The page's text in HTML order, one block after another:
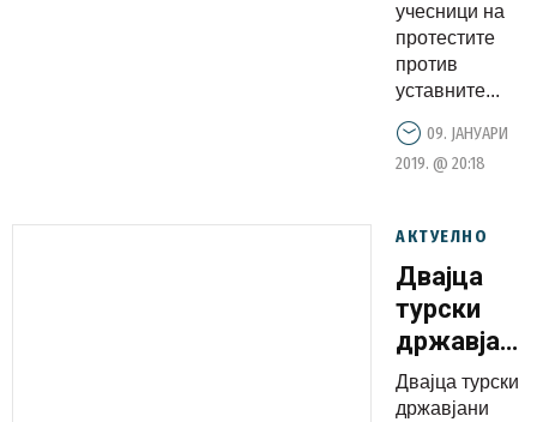
учесници на
протестите
против
уставните...
09. ЈАНУАРИ
2019. @ 20:18
АКТУЕЛНО
Двајца
турски
државјани
со пасоши
барани од
Двајца турски
државјани